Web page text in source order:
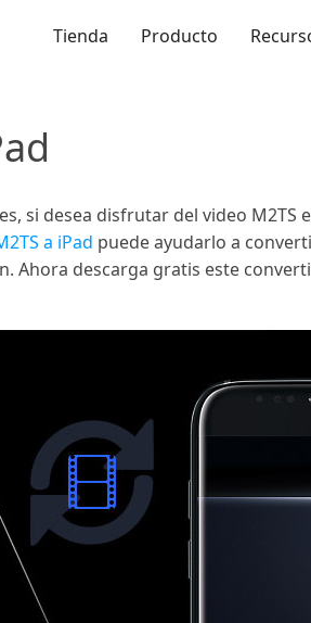
Tienda Producto
si desea disfrutar del video M2TS
a iPad puede ayudarlo a
Ahora descarga gratis este